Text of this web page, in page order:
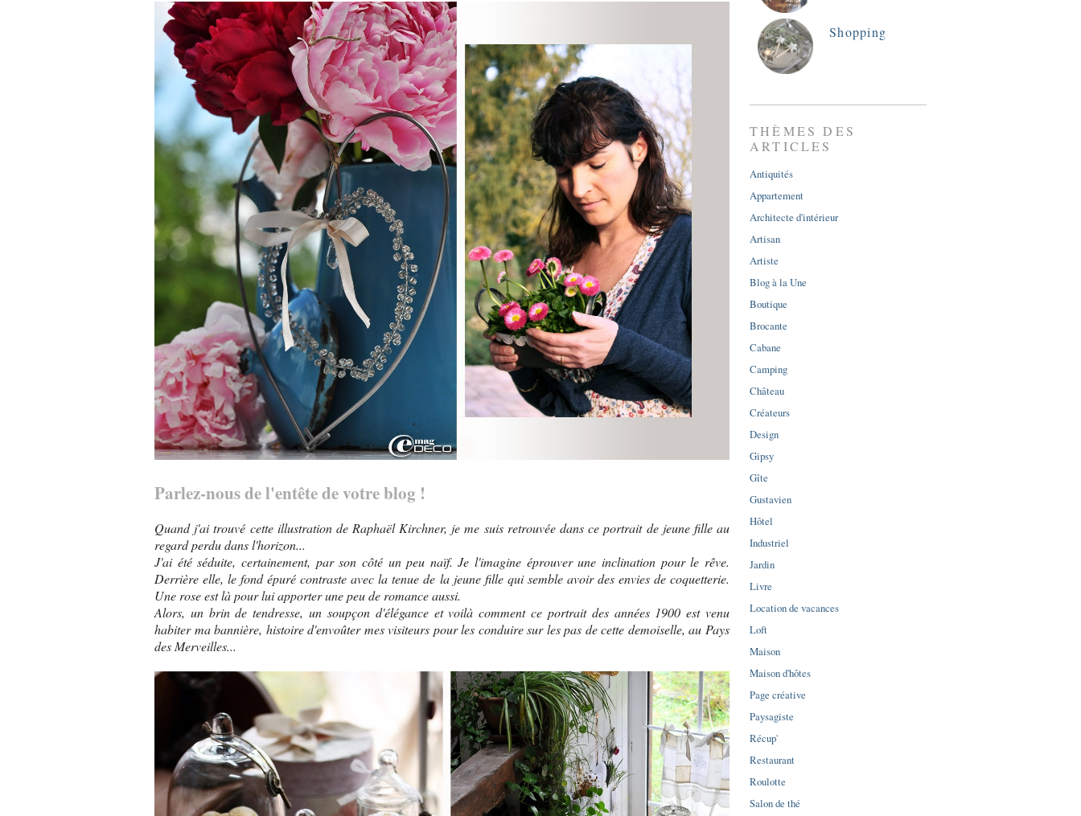
Parlez-nous de l'entête de votre blog !
Quand j'ai trouvé cette illustration de Raphaël Kirchner, je me suis retrouvée dans ce portrait de jeune fille au
regard perdu dans l'horizon...
J'ai été séduite, certainement, par son côté un peu naïf. Je l'imagine éprouver une inclination pour le rêve.
Derrière elle, le fond épuré contraste avec la tenue de la jeune fille qui semble avoir des envies de coquetterie.
Une rose est là pour lui apporter une peu de romance aussi.
Alors, un brin de tendresse, un soupçon d'élégance et voilà comment ce portrait des années 1900 est venu
habiter ma bannière, histoire d'envoûter mes visiteurs pour les conduire sur les pas de cette demoiselle, au Pays
des Merveilles...
Shopping
THÈMES DES
ARTICLES
Antiquités
Appartement
Architecte d'intérieur
Artisan
Artiste
Blog à la Une
Boutique
Brocante
Cabane
Camping
Château
Créateurs
Design
Gipsy
Gîte
Gustavien
Hôtel
Industriel
Jardin
Livre
Location de vacances
Loft
Maison
Maison d'hôtes
Page créative
Paysagiste
Récup'
Restaurant
Roulotte
Salon de thé